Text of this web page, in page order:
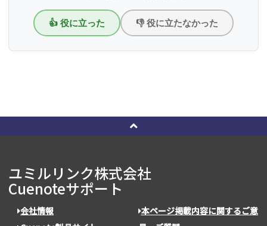
👍 役に立った 👎 役に立たなかった
ユミルリンク株式会社
Cuenoteサポート
会社情報
本ページ掲載内容に関するご意